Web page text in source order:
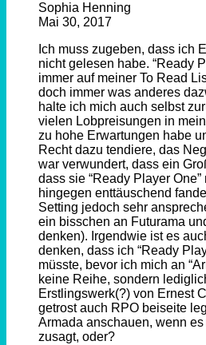
Sophia Henning
Mai 30, 2017
Ich muss zugeben, dass ich
nicht gelesen habe. “Ready
immer auf meiner To Read
doch immer was anderes
halte ich mich auch selbst
vielen Lobpreisungen in
zu hohe Erwartungen habe
Recht dazu tendiere, das
war verwundert, dass ein
dass sie “Ready Player One”
hingegen enttäuschend
Setting jedoch sehr
ein bisschen an Futurama
denken). Irgendwie ist es
denken, dass ich “Ready
müsste, bevor ich mich an
keine Reihe, sondern
Erstlingswerk(?) von Ernest
getrost auch RPO beiseite
Armada anschauen, wenn
zusagt, oder?